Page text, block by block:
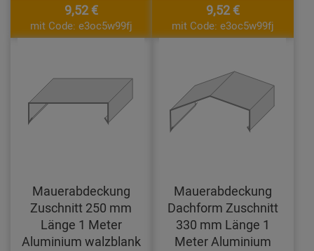
9,52 €
mit Code: e3oc5w99fj
9,52 €
mit Code: e3oc5w99fj
Mauerabdeckung
Zuschnitt 250 mm
Länge 1 Meter
Aluminium walzblank
Mauerabdeckung
Dachform Zuschnitt
330 mm Länge 1
Meter Aluminium